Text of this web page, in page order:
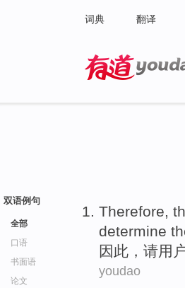
词典 翻译
双语例句
全部
口语
书面语
论文
Therefore,
determine
因此 ，请用
youdao